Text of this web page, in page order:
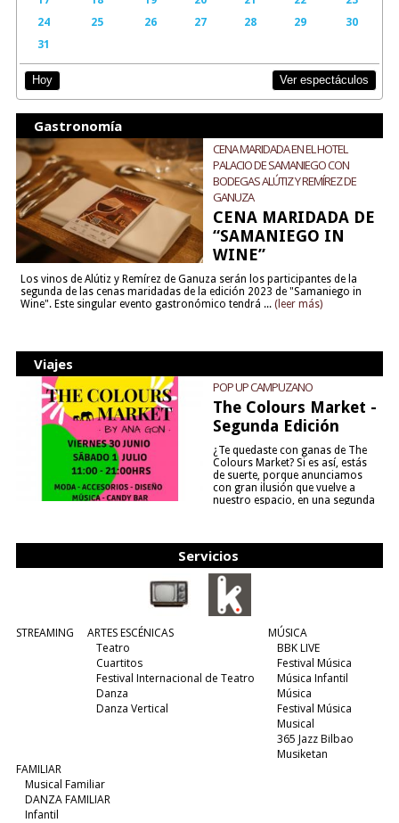
24
25 26 27 28 29
30
31
Hoy Ver espectáculos
Gastronomía
CENA MARIDADA EN EL HOTEL
PALACIO DE SAMANIEGO CON
BODEGAS ALÚTIZ Y REMÍREZ DE
GANUZA
CENA MARIDADA DE
“SAMANIEGO IN
WINE”
Los vinos de Alútiz y Remírez de Ganuza serán los participantes de la
segunda de las cenas maridadas de la edición 2023 de "Samaniego in
Wine". Este singular evento gastronómico tendrá ... (leer más)
Viajes
POP UP CAMPUZANO
The Colours Market -
Segunda Edición
¿Te quedaste con ganas de The
Colours Market? Si es así, estás
de suerte, porque anunciamos
con gran ilusión que vuelve a
nuestro espacio, en una segunda
Servicios
STREAMING
ARTES ESCÉNICAS
Teatro
Cuartitos
Festival Internacional de Teatro
Danza
Danza Vertical
MÚSICA
BBK LIVE
Festival Música
Música Infantil
Música
Festival Música
Musical
365 Jazz Bilbao
Musiketan
FAMILIAR
Musical Familiar
DANZA FAMILIAR
Infantil